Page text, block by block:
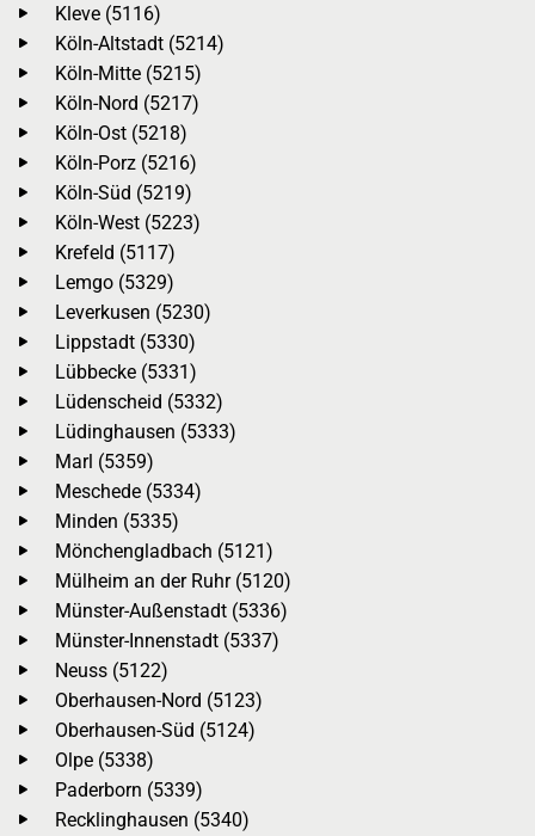
Kleve (5116)
Köln-Altstadt (5214)
Köln-Mitte (5215)
Köln-Nord (5217)
Köln-Ost (5218)
Köln-Porz (5216)
Köln-Süd (5219)
Köln-West (5223)
Krefeld (5117)
Lemgo (5329)
Leverkusen (5230)
Lippstadt (5330)
Lübbecke (5331)
Lüdenscheid (5332)
Lüdinghausen (5333)
Marl (5359)
Meschede (5334)
Minden (5335)
Mönchengladbach (5121)
Mülheim an der Ruhr (5120)
Münster-Außenstadt (5336)
Münster-Innenstadt (5337)
Neuss (5122)
Oberhausen-Nord (5123)
Oberhausen-Süd (5124)
Olpe (5338)
Paderborn (5339)
Recklinghausen (5340)